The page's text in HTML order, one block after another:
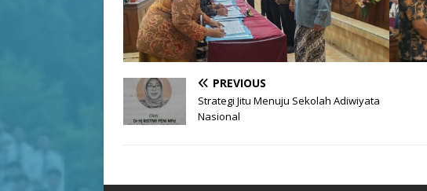
PREVIOUS
Strategi Jitu Menuju Sekolah Adiwiyata
Nasional